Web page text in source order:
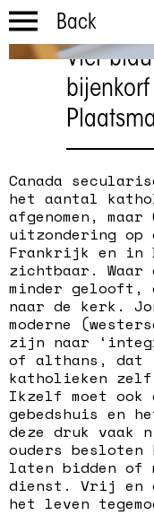
Back
Vier
bijenkorf
Canada
het aantal
afgenomen,
uitzondering op
Frankrijk en in
zichtbaar. Waar
minder gelooft,
naar de kerk.
moderne
zijn naar
of althans, dat
katholieken zelf
Ikzelf moet ook
gebedshuis en
deze druk vaak
ouders
laten bidden of
dienst. Vrij en
het leven